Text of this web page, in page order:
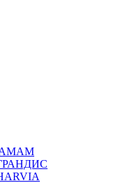
ГРАНДИС